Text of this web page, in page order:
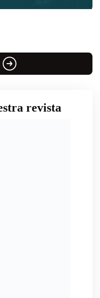
revista